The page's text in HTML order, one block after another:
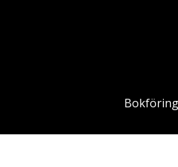
Bokföring